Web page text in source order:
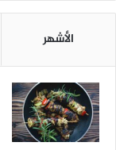
الأشهر